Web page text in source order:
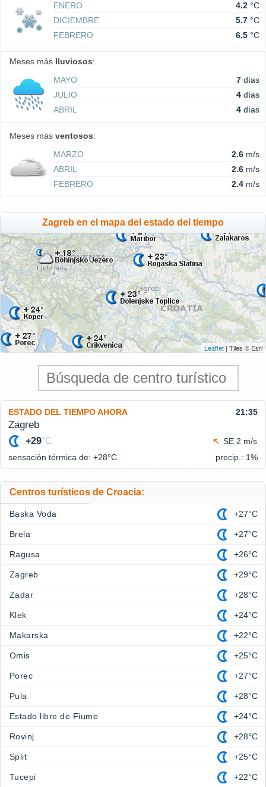
ENERO
4.2 °C
DICIEMBRE
5.7 °C
FEBRERO
6.5 °C
Meses más lluviosos:
MAYO
7 días
JULIO
4 días
ABRIL
4 días
Meses más ventosos:
MARZO
2.6 m/s
ABRIL
2.6 m/s
FEBRERO
2.4 m/s
Zagreb en el mapa del estado del tiempo
Leaflet | Tiles © Esri
ESTADO DEL TIEMPO AHORA 21:35
Zagreb
+29°C
SE 2 m/s
sensación térmica de: +28°C precip.: 1%
Centros turísticos de Croacia:
Baska Voda +27°C
Brela +27°C
Ragusa +26°C
Zagreb +29°C
Zadar +28°C
Klek +24°C
Makarska +22°C
Omis +25°C
Porec +27°C
Pula +28°C
Estado libre de Fiume +24°C
Rovinj +28°C
Split +25°C
Tucepi +22°C